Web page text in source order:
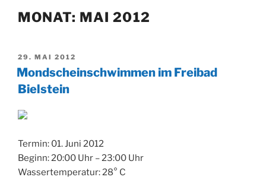
MONAT: MAI 2012
VERÖFFENTLICHT
AM
29. MAI 2012
Mondscheinschwimmen im Freibad
Bielstein
Termin: 01. Juni 2012
Beginn: 20:00 Uhr – 23:00 Uhr
Wassertemperatur: 28° C